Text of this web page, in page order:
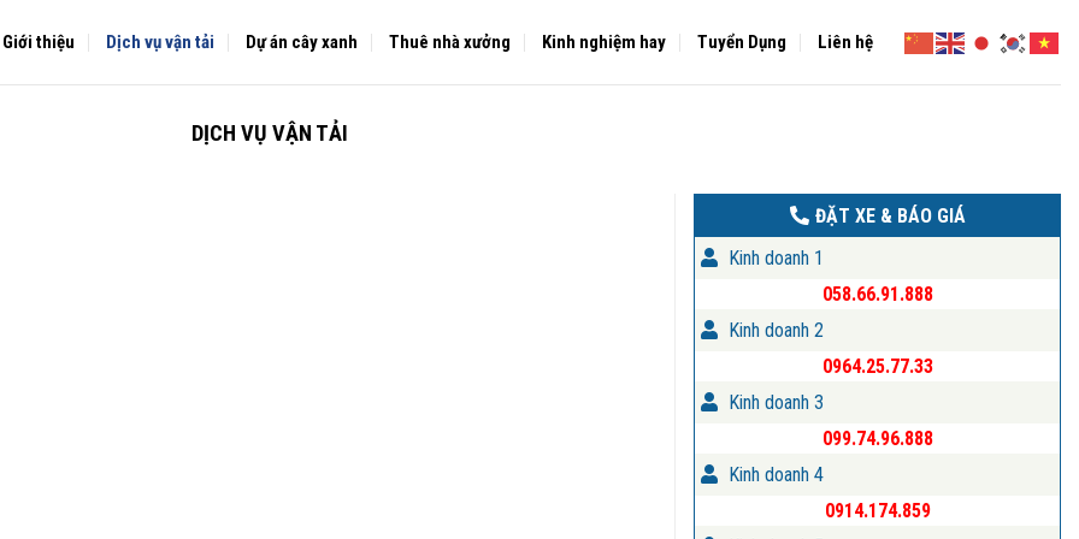
Giới thiệu Dịch vụ vận tải Dự án cây xanh Thuê nhà xưởng Kinh nghiệm hay Tuyển Dụng Liên hệ
DỊCH VỤ VẬN TẢI
ĐẶT XE & BÁO GIÁ
Kinh doanh 1
058.66.91.888
Kinh doanh 2
0964.25.77.33
Kinh doanh 3
099.74.96.888
Kinh doanh 4
0914.174.859